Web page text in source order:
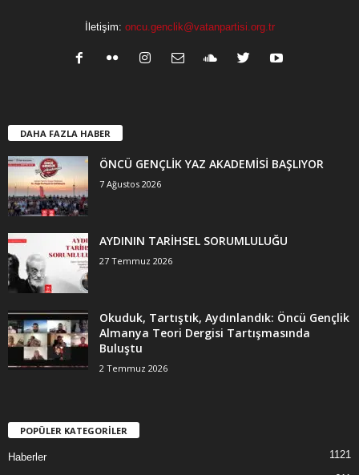
İletişim: oncu.genclik@vatanpartisi.org.tr
DAHA FAZLA HABER
ÖNCÜ GENÇLİK YAZ AKADEMİSİ BAŞLIYOR
7 Ağustos 2026
AYDININ TARİHSEL SORUMLULUĞU
27 Temmuz 2026
Okuduk, Tartıştık, Aydınlandık: Öncü Gençlik
Almanya Teori Dergisi Tartışmasında
Buluştu
2 Temmuz 2026
POPÜLER KATEGORİLER
Haberler
1121